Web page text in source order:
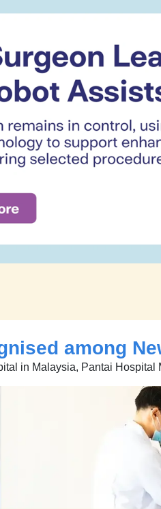
among
in Malaysia, Pantai